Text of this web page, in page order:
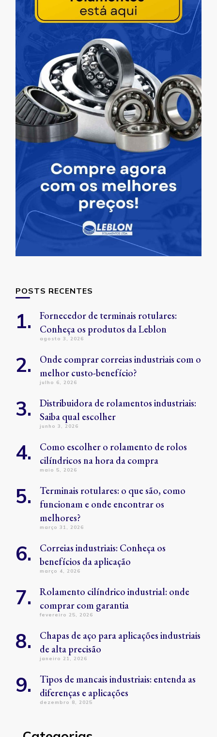
POSTS RECENTES
Fornecedor de terminais rotulares:
Conheça os produtos da Leblon
agosto 3, 2026
Onde comprar correias industriais com o
melhor custo-benefício?
julho 6, 2026
Distribuidora de rolamentos industriais:
Saiba qual escolher
junho 3, 2026
Como escolher o rolamento de rolos
cilíndricos na hora da compra
maio 5, 2026
Terminais rotulares: o que são, como
funcionam e onde encontrar os
melhores?
março 31, 2026
Correias industriais: Conheça os
benefícios da aplicação
março 4, 2026
Rolamento cilíndrico industrial: onde
comprar com garantia
fevereiro 25, 2026
Chapas de aço para aplicações industriais
de alta precisão
janeiro 21, 2026
Tipos de mancais industriais: entenda as
diferenças e aplicações
dezembro 8, 2025